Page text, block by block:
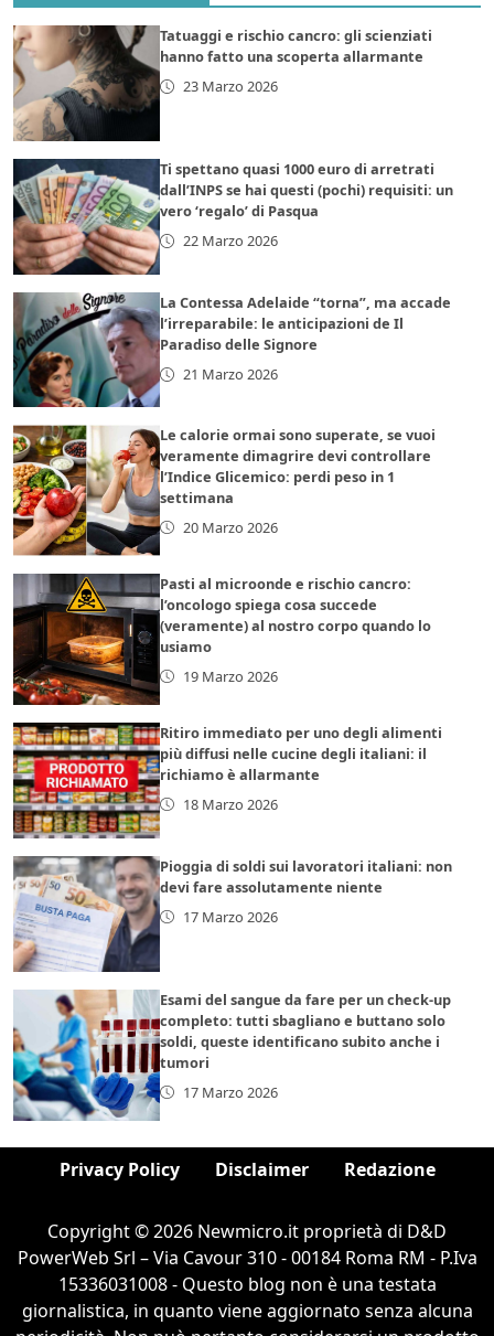
Tatuaggi e rischio cancro: gli scienziati
hanno fatto una scoperta allarmante
23 Marzo 2026
Ti spettano quasi 1000 euro di arretrati
dall’INPS se hai questi (pochi) requisiti: un
vero ‘regalo’ di Pasqua
22 Marzo 2026
La Contessa Adelaide “torna”, ma accade
l’irreparabile: le anticipazioni de Il
Paradiso delle Signore
21 Marzo 2026
Le calorie ormai sono superate, se vuoi
veramente dimagrire devi controllare
l’Indice Glicemico: perdi peso in 1
settimana
20 Marzo 2026
Pasti al microonde e rischio cancro:
l’oncologo spiega cosa succede
(veramente) al nostro corpo quando lo
usiamo
19 Marzo 2026
Ritiro immediato per uno degli alimenti
più diffusi nelle cucine degli italiani: il
richiamo è allarmante
18 Marzo 2026
Pioggia di soldi sui lavoratori italiani: non
devi fare assolutamente niente
17 Marzo 2026
Esami del sangue da fare per un check-up
completo: tutti sbagliano e buttano solo
soldi, queste identificano subito anche i
tumori
17 Marzo 2026
Privacy Policy Disclaimer Redazione
Copyright © 2026 Newmicro.it proprietà di D&D
PowerWeb Srl – Via Cavour 310 - 00184 Roma RM - P.Iva
15336031008 - Questo blog non è una testata
giornalistica, in quanto viene aggiornato senza alcuna